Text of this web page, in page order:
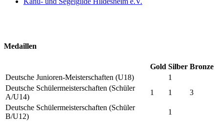
Medaillen
Gold Silber Bronze
Deutsche Junioren-Meisterschaften (U18)
1
Deutsche Schülermeisterschaften (Schüler
A/U14)
1 1
3
Deutsche Schülermeisterschaften (Schüler
B/U12)
1